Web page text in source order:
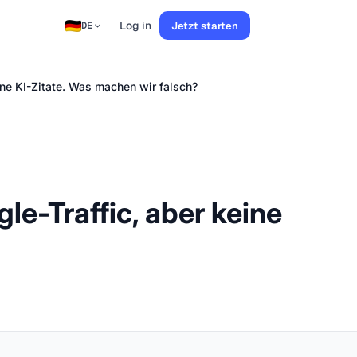
DE Log in Jetzt starten
KI-Zitate. Was machen wir falsch?
Traffic, aber keine